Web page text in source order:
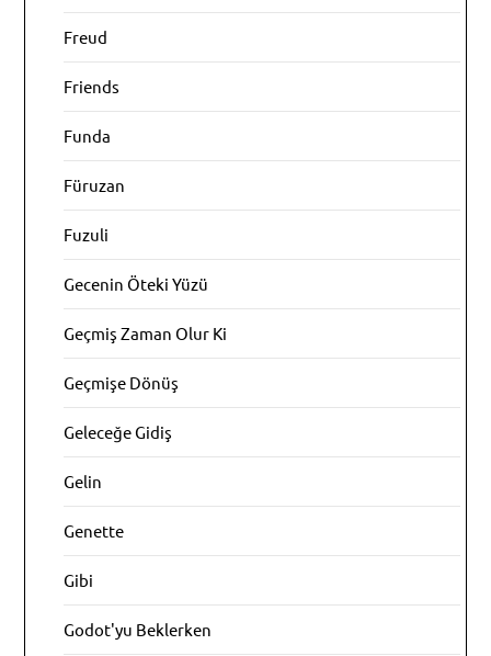
Freud
Friends
Funda
Füruzan
Fuzuli
Gecenin Öteki Yüzü
Geçmiş Zaman Olur Ki
Geçmişe Dönüş
Geleceğe Gidiş
Gelin
Genette
Gibi
Godot'yu Beklerken